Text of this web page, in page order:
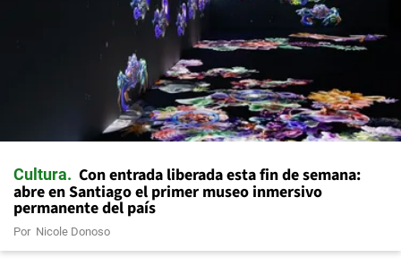
Cultura Con entrada liberada esta fin de semana:
abre en Santiago el primer museo inmersivo
permanente del país
Por Nicole Donoso